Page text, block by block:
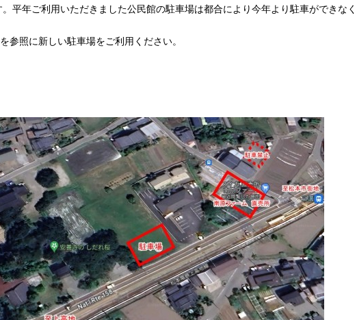
平年ご利用いただきました公民館の駐車場は都合により今年より駐車ができなく
参照に新しい駐車場をご利用ください。